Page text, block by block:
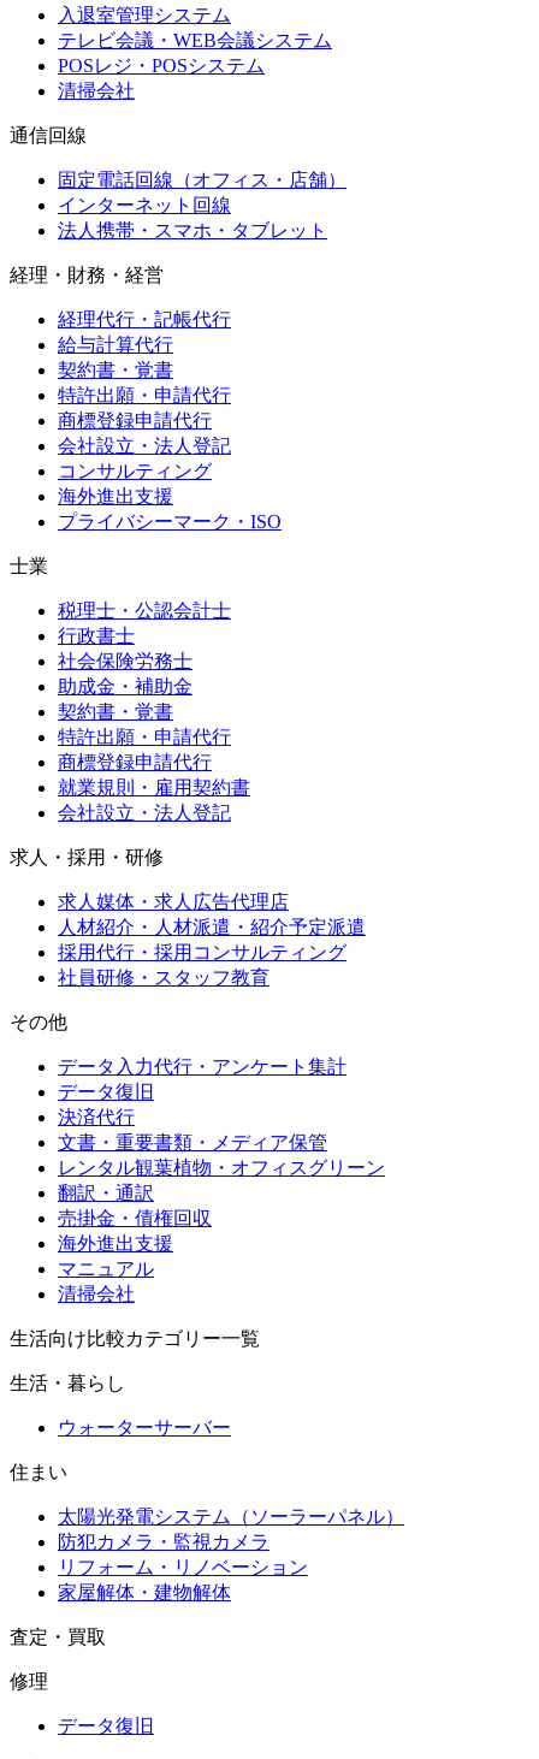
入退室管理システム
テレビ会議・WEB会議システム
POSレジ・POSシステム
清掃会社
通信回線
固定電話回線（オフィス・店舗）
インターネット回線
法人携帯・スマホ・タブレット
経理・財務・経営
経理代行・記帳代行
給与計算代行
契約書・覚書
特許出願・申請代行
商標登録申請代行
会社設立・法人登記
コンサルティング
海外進出支援
プライバシーマーク・ISO
士業
税理士・公認会計士
行政書士
社会保険労務士
助成金・補助金
契約書・覚書
特許出願・申請代行
商標登録申請代行
就業規則・雇用契約書
会社設立・法人登記
求人・採用・研修
求人媒体・求人広告代理店
人材紹介・人材派遣・紹介予定派遣
採用代行・採用コンサルティング
社員研修・スタッフ教育
その他
データ入力代行・アンケート集計
データ復旧
決済代行
文書・重要書類・メディア保管
レンタル観葉植物・オフィスグリーン
翻訳・通訳
売掛金・債権回収
海外進出支援
マニュアル
清掃会社
生活向け比較カテゴリー一覧
生活・暮らし
ウォーターサーバー
住まい
太陽光発電システム（ソーラーパネル）
防犯カメラ・監視カメラ
リフォーム・リノベーション
家屋解体・建物解体
査定・買取
修理
データ復旧